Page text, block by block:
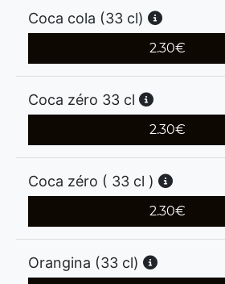
Coca cola (33 cl)
2.30€
Coca zéro 33 cl
2.30€
Coca zéro ( 33 cl )
2.30€
Orangina (33 cl)